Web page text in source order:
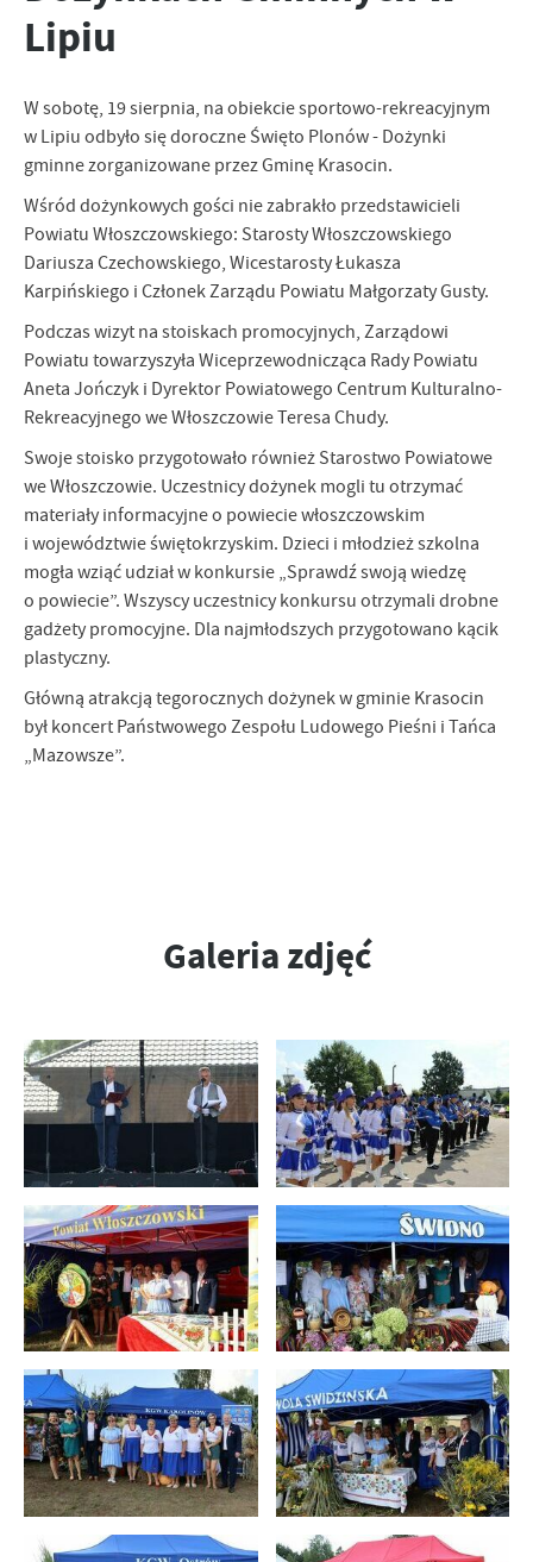
Lipiu
W sobotę, 19 sierpnia, na obiekcie sportowo-rekreacyjnym
w Lipiu odbyło się doroczne Święto Plonów - Dożynki
gminne zorganizowane przez Gminę Krasocin.
Wśród dożynkowych gości nie zabrakło przedstawicieli
Powiatu Włoszczowskiego: Starosty Włoszczowskiego
Dariusza Czechowskiego, Wicestarosty Łukasza
Karpińskiego i Członek Zarządu Powiatu Małgorzaty Gusty.
Podczas wizyt na stoiskach promocyjnych, Zarządowi
Powiatu towarzyszyła Wiceprzewodnicząca Rady Powiatu
Aneta Jończyk i Dyrektor Powiatowego Centrum Kulturalno-
Rekreacyjnego we Włoszczowie Teresa Chudy.
Swoje stoisko przygotowało również Starostwo Powiatowe
we Włoszczowie. Uczestnicy dożynek mogli tu otrzymać
materiały informacyjne o powiecie włoszczowskim
i województwie świętokrzyskim. Dzieci i młodzież szkolna
mogła wziąć udział w konkursie „Sprawdź swoją wiedzę
o powiecie”. Wszyscy uczestnicy konkursu otrzymali drobne
gadżety promocyjne. Dla najmłodszych przygotowano kącik
plastyczny.
Główną atrakcją tegorocznych dożynek w gminie Krasocin
był koncert Państwowego Zespołu Ludowego Pieśni i Tańca
„Mazowsze”.
Galeria zdjęć
zapamiętanie wprowadzonych przez Ciebie ustawień oraz
personalizację określonych funkcjonalności czy prezentowanych
Dzięki tym plikom cookies możemy zapewnić Ci większy komfort
korzystania z funkcjonalności naszej strony poprzez dopasowanie
jej do Twoich indywidualnych preferencji. Wyrażenie zgody na
funkcjonalne i personalizacyjne pliki cookies gwarantuje
dostępność większej ilości funkcji na stronie.
Więcej
Analityczne pliki cookies pomagają nam rozwijać się i
dostosowywać do Twoich potrzeb.
Cookies analityczne pozwalają na uzyskanie informacji w zakresie
wykorzystywania witryny internetowej, miejsca oraz częstotliwości,
z jaką odwiedzane są nasze serwisy www. Dane pozwalają nam na
ocenę naszych serwisów internetowych pod względem ich
popularności wśród użytkowników. Zgromadzone informacje są
przetwarzane w formie zanonimizowanej. Wyrażenie zgody na
analityczne pliki cookies gwarantuje dostępność wszystkich
funkcjonalności.
Więcej
Reklamowe
Dzięki reklamowym plikom cookies prezentujemy Ci najciekawsze
informacje i aktualności na stronach naszych partnerów.
Promocyjne pliki cookies służą do prezentowania Ci naszych
komunikatów na podstawie analizy Twoich upodobań oraz Twoich
zwyczajów dotyczących przeglądanej witryny internetowej. Treści
promocyjne mogą pojawić się na stronach podmiotów trzecich lub
firm będących naszymi partnerami oraz innych dostawców usług.
Firmy te działają w charakterze pośredników prezentujących nasze
treści w postaci wiadomości, ofert, komunikatów mediów
społecznościowych.
Więcej